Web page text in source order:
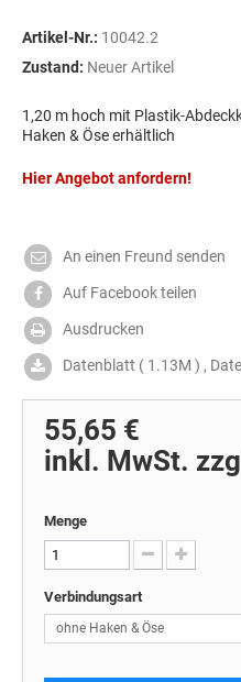
Artikel-Nr.: 10042.2
Zustand: Neuer Artikel
1,20 m hoch mit Plastik-
Haken & Öse erhältlich
Hier Angebot anfordern!
An einen Freund senden
Auf Facebook teilen
Ausdrucken
Datenblatt ( 1.13M ) ,
55,65 €
inkl. MwSt.
Menge
Verbindungsart
ohne Haken & Öse